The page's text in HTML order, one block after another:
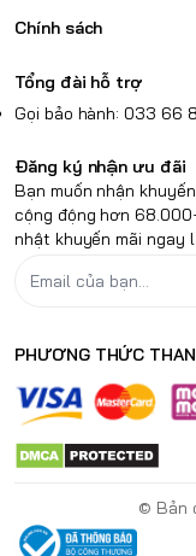
Chính sách
Tổng đài hỗ trợ
Gọi bảo hành: 033 66
Đăng ký nhận ưu đãi
Bạn muốn nhận
cộng động hơn
nhật khuyến mãi ngay
PHƯƠNG THỨC
© Bản